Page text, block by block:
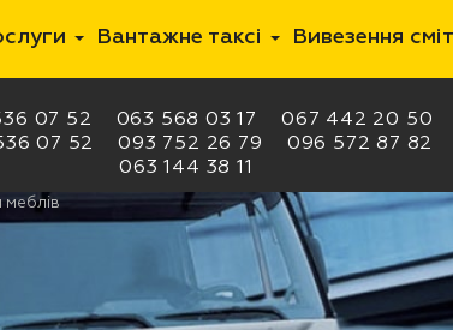
Вантажне таксі Вивезення
07 52 063 568 03 17 067 442 20 50
07 52 093 752 26 79 096 572 87 82
063 144 38 11